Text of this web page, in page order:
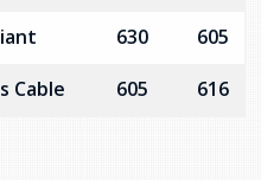
630
605
Cable
605 616